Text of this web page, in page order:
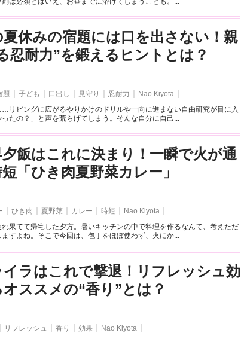
休みの宿題には口を出さない！親
忍耐力”を鍛えるヒントとは？
題 子ども 口出し 見守り 忍耐力
Nao Kiyota
リビングに広がるやりかけのドリルや一向に進まない自由研究が目に入
ったの？」と声を荒らげてしまう。そんな自分に自己...
飯はこれに決まり！一瞬で火が通
「ひき肉夏野菜カレー」
ひき肉 夏野菜 カレー 時短
Nao Kiyota
果てて帰宅した夕方。暑いキッチンの中で料理を作るなんて、考えただ
すよね。そこで今回は、包丁をほぼ使わず、火にか...
ラはこれで撃退！リフレッシュ効
ススメの“香り”とは？
リフレッシュ 香り 効果
Nao Kiyota